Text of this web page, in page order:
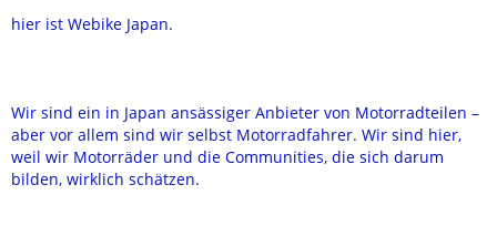
hier ist Webike Japan.
Wir sind ein in Japan ansässiger Anbieter von Motorradteilen –
aber vor allem sind wir selbst Motorradfahrer. Wir sind hier,
weil wir Motorräder und die Communities, die sich darum
bilden, wirklich schätzen.